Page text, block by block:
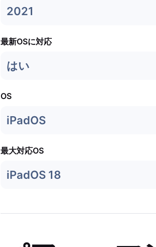
2021
最新OSに対応
はい
OS
iPadOS
最大対応OS
iPadOS 18